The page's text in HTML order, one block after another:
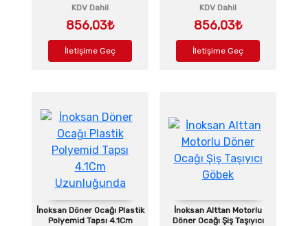
KDV Dahil
856,03₺
İletişime Geç
KDV Dahil
856,03₺
İletişime Geç
İnoksan Döner Ocağı Plastik
Polyemid Tapsı 4.1Cm
İnoksan Alttan Motorlu
Döner Ocağı Şiş Taşıyıcı